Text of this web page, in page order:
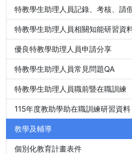
特教學生助理人員記錄、考核、請
特教學生助理人員相關知能研習資
優良特教學助理人員申請分享
特教學生助理人員常見問題QA
特教學生助理人員職前暨在職訓練
115年度教助學助在職訓練研習資料
教學及輔導
個別化教育計畫表件